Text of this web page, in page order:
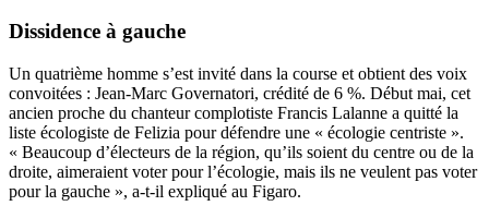
Dissidence à gauche
Un quatrième homme s’est invité dans la course et obtient des voix
convoitées : Jean-Marc Governatori, crédité de 6 %. Début mai, cet
ancien proche du chanteur complotiste Francis Lalanne a quitté la
liste écologiste de Felizia pour défendre une « écologie centriste ».
« Beaucoup d’électeurs de la région, qu’ils soient du centre ou de la
droite, aimeraient voter pour l’écologie, mais ils ne veulent pas voter
pour la gauche », a-t-il expliqué au Figaro.